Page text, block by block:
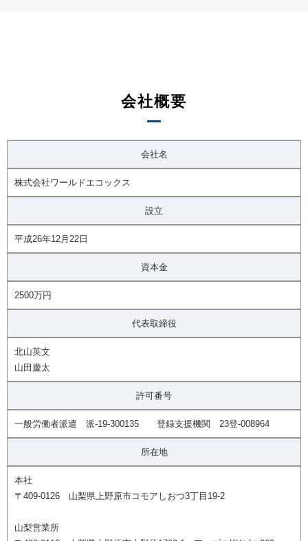
会社概要
会社名
株式会社ワールドエコックス
設立
平成26年12月22日
資本金
2500万円
代表取締役
北山英文
山田慶太
許可番号
一般労働者派遣 派-19-300135 登録支援機関 23登-008964
所在地
本社
〒409-0126 山梨県上野原市コモアしおつ3丁目19-2
山梨営業所